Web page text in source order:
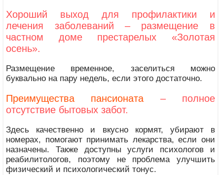
Хороший выход для профилактики и
лечения заболеваний – размещение в
частном доме престарелых «Золотая
осень».
Размещение временное, заселиться можно
буквально на пару недель, если этого достаточно.
Преимущества пансионата
– полное
отсутствие бытовых забот.
Здесь качественно и вкусно кормят, убирают в
номерах, помогают принимать лекарства, если они
назначены. Также доступны услуги психологов и
реабилитологов, поэтому не проблема улучшить
физический и психологический тонус.